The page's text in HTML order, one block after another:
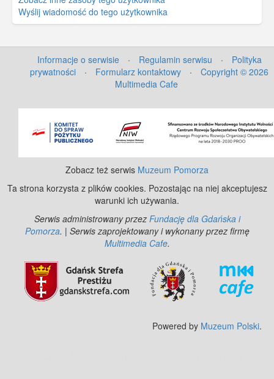
Wyślij wiadomość do tego użytkownika
Informacje o serwisie · Regulamin serwisu ·
Polityka
prywatności
· Formularz kontaktowy ·
Copyright © 2026
Multimedia Cafe
Zobacz też serwis Muzeum Pomorza
Ta strona korzysta z plików cookies. Pozostając na niej akceptujesz
warunki ich używania.
Serwis administrowany przez Fundację dla Gdańska i
Pomorza. | Serwis zaprojektowany i wykonany przez firmę
Multimedia Cafe.
Powered by Muzeum Polski.